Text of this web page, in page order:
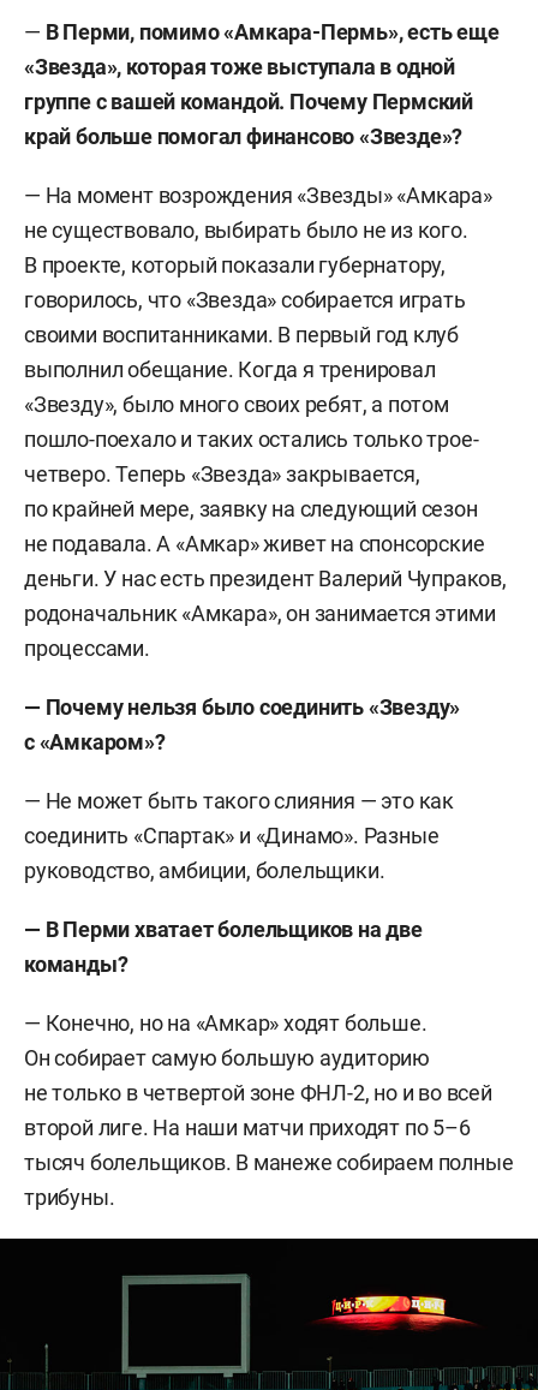
— В Перми, помимо «Амкара-Пермь», есть еще
«Звезда», которая тоже выступала в одной
группе с вашей командой. Почему Пермский
край больше помогал финансово «Звезде»?
— На момент возрождения «Звезды» «Амкара»
не существовало, выбирать было не из кого.
В проекте, который показали губернатору,
говорилось, что «Звезда» собирается играть
своими воспитанниками. В первый год клуб
выполнил обещание. Когда я тренировал
«Звезду», было много своих ребят, а потом
пошло-поехало и таких остались только трое-
четверо. Теперь «Звезда» закрывается,
по крайней мере, заявку на следующий сезон
не подавала. А «Амкар» живет на спонсорские
деньги. У нас есть президент Валерий Чупраков,
родоначальник «Амкара», он занимается этими
процессами.
— Почему нельзя было соединить «Звезду»
с «Амкаром»?
— Не может быть такого слияния — это как
соединить «Спартак» и «Динамо». Разные
руководство, амбиции, болельщики.
— В Перми хватает болельщиков на две
команды?
— Конечно, но на «Амкар» ходят больше.
Он собирает самую большую аудиторию
не только в четвертой зоне ФНЛ-2, но и во всей
второй лиге. На наши матчи приходят по 5–6
тысяч болельщиков. В манеже собираем полные
трибуны.